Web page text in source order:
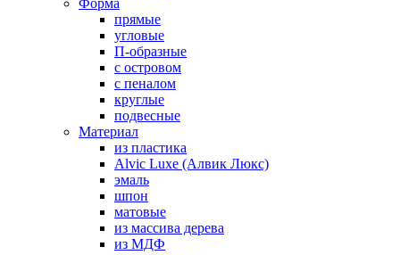
прямые
угловые
П-образные
с островом
с пеналом
круглые
подвесные
Материал
из пластика
Alvic Luxe (Алвик Люкс)
эмаль
шпон
матовые
из массива дерева
из МДФ